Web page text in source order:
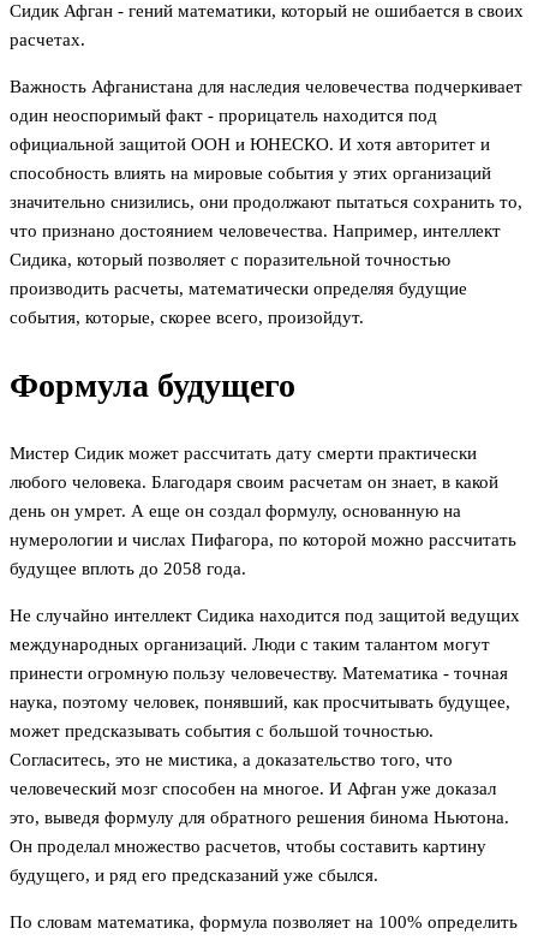
Сидик Афган - гений математики, который не ошибается в своих
расчетах.
Важность Афганистана для наследия человечества подчеркивает
один неоспоримый факт - прорицатель находится под
официальной защитой ООН и ЮНЕСКО. И хотя авторитет и
способность влиять на мировые события у этих организаций
значительно снизились, они продолжают пытаться сохранить то,
что признано достоянием человечества. Например, интеллект
Сидика, который позволяет с поразительной точностью
производить расчеты, математически определяя будущие
события, которые, скорее всего, произойдут.
Формула будущего
Мистер Сидик может рассчитать дату смерти практически
любого человека. Благодаря своим расчетам он знает, в какой
день он умрет. А еще он создал формулу, основанную на
нумерологии и числах Пифагора, по которой можно рассчитать
будущее вплоть до 2058 года.
Не случайно интеллект Сидика находится под защитой ведущих
международных организаций. Люди с таким талантом могут
принести огромную пользу человечеству. Математика - точная
наука, поэтому человек, понявший, как просчитывать будущее,
может предсказывать события с большой точностью.
Согласитесь, это не мистика, а доказательство того, что
человеческий мозг способен на многое. И Афган уже доказал
это, выведя формулу для обратного решения бинома Ньютона.
Он проделал множество расчетов, чтобы составить картину
будущего, и ряд его предсказаний уже сбылся.
По словам математика, формула позволяет на 100% определить